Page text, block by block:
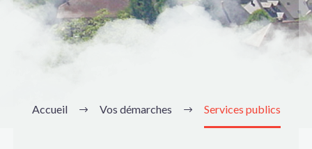
Accueil Vos démarches Services publics